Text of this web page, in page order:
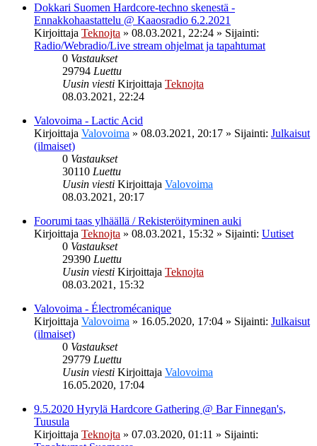
Dokkari Suomen Hardcore-techno skenestä -
Ennakkohaastattelu @ Kaaosradio 6.2.2021
Kirjoittaja Teknojta » 08.03.2021, 22:24 » Sijainti:
Radio/Webradio/Live stream ohjelmat ja tapahtumat
0 Vastaukset
29794 Luettu
Uusin viesti Kirjoittaja Teknojta
08.03.2021, 22:24
Valovoima - Lactic Acid
Kirjoittaja Valovoima » 08.03.2021, 20:17 » Sijainti: Julkaisut
(ilmaiset)
0 Vastaukset
30110 Luettu
Uusin viesti Kirjoittaja Valovoima
08.03.2021, 20:17
Foorumi taas ylhäällä / Rekisteröityminen auki
Kirjoittaja Teknojta » 08.03.2021, 15:32 » Sijainti: Uutiset
0 Vastaukset
29390 Luettu
Uusin viesti Kirjoittaja Teknojta
08.03.2021, 15:32
Valovoima - Électromécanique
Kirjoittaja Valovoima » 16.05.2020, 17:04 » Sijainti: Julkaisut
(ilmaiset)
0 Vastaukset
29779 Luettu
Uusin viesti Kirjoittaja Valovoima
16.05.2020, 17:04
9.5.2020 Hyrylä Hardcore Gathering @ Bar Finnegan's,
Tuusula
Kirjoittaja Teknojta » 07.03.2020, 01:11 » Sijainti: